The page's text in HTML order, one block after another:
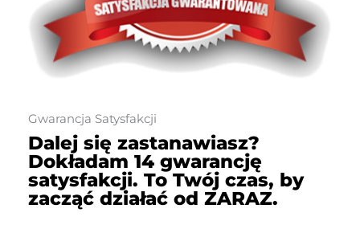
Gwarancja Satysfakcji
Dalej się zastanawiasz?
Dokładam 14 gwarancję
satysfakcji. To Twój czas, by
zacząć działać od ZARAZ.